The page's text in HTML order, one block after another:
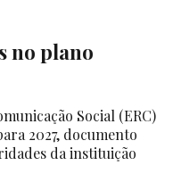
no plano
Social (ERC)
2027, documento
da instituição